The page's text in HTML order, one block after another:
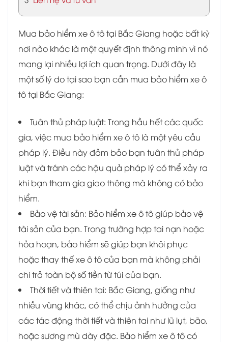
Mua bảo hiểm xe ô tô tại Bắc Giang hoặc bất kỳ
nơi nào khác là một quyết định thông minh vì nó
mang lại nhiều lợi ích quan trọng. Dưới đây là
một số lý do tại sao bạn cần mua bảo hiểm xe ô
tô tại Bắc Giang:
Tuân thủ pháp luật: Trong hầu hết các quốc
gia, việc mua bảo hiểm xe ô tô là một yêu cầu
pháp lý. Điều này đảm bảo bạn tuân thủ pháp
luật và tránh các hậu quả pháp lý có thể xảy ra
khi bạn tham gia giao thông mà không có bảo
hiểm.
Bảo vệ tài sản: Bảo hiểm xe ô tô giúp bảo vệ
tài sản của bạn. Trong trường hợp tai nạn hoặc
hỏa hoạn, bảo hiểm sẽ giúp bạn khôi phục
hoặc thay thế xe ô tô của bạn mà không phải
chi trả toàn bộ số tiền từ túi của bạn.
Thời tiết và thiên tai: Bắc Giang, giống như
nhiều vùng khác, có thể chịu ảnh hưởng của
các tác động thời tiết và thiên tai như lũ lụt, bão,
hoặc sương mù dày đặc. Bảo hiểm xe ô tô có